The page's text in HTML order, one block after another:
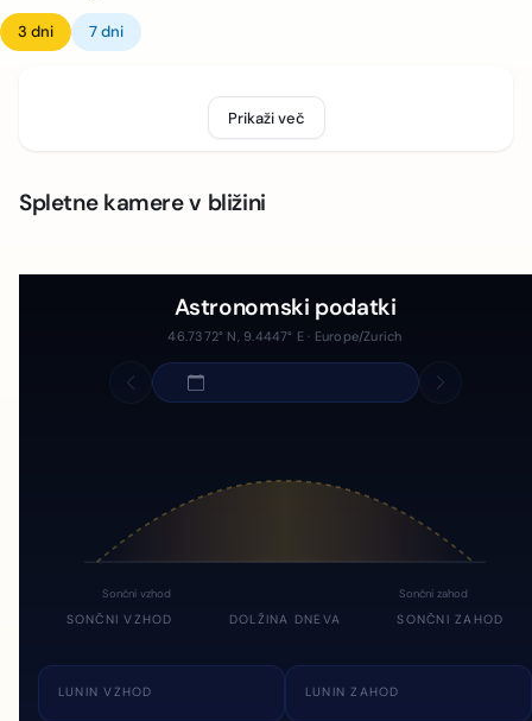
3 dni 7 dni
Prikaži več
Spletne kamere v bližini
Astronomski podatki
46.7372° N, 9.4447° E · Europe/Zurich
Sončni vzhod Sončni zahod
SONČNI VZHOD DOLŽINA DNEVA SONČNI ZAHOD
LUNIN VZHOD LUNIN ZAHOD